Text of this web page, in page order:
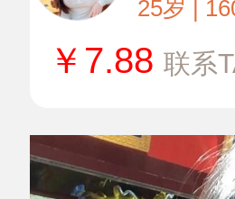
25岁 |
￥ 7.88 联系